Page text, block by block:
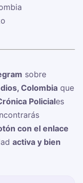
sobre
Colombia que
Policiales
con el enlace
activa y bien